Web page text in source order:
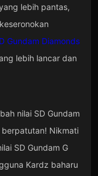
lebih pantas,
Gundam Diamonds
lebih lancar dan
nilai SD Gundam
Nikmati
SD Gundam G
Kardz baharu